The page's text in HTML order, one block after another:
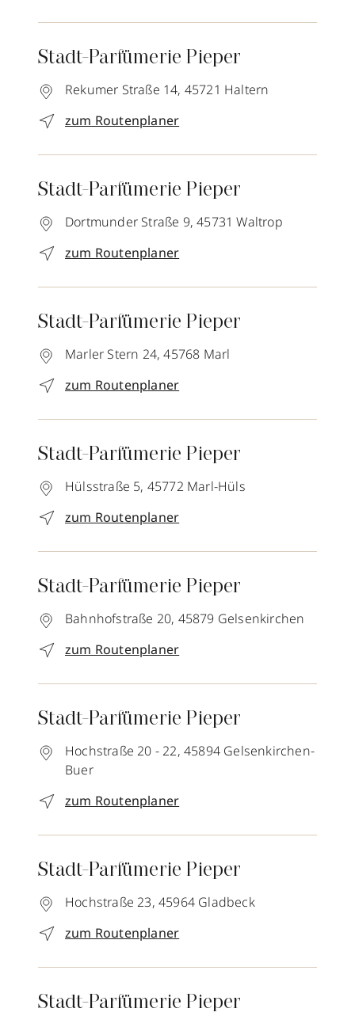
Stadt-Parfümerie Pieper
Rekumer Straße 14, 45721 Haltern
zum Routenplaner
Stadt-Parfümerie Pieper
Dortmunder Straße 9, 45731 Waltrop
zum Routenplaner
Stadt-Parfümerie Pieper
Marler Stern 24, 45768 Marl
zum Routenplaner
Stadt-Parfümerie Pieper
Hülsstraße 5, 45772 Marl-Hüls
zum Routenplaner
Stadt-Parfümerie Pieper
Bahnhofstraße 20, 45879 Gelsenkirchen
zum Routenplaner
Stadt-Parfümerie Pieper
Hochstraße 20 - 22, 45894 Gelsenkirchen-
Buer
zum Routenplaner
Stadt-Parfümerie Pieper
Hochstraße 23, 45964 Gladbeck
zum Routenplaner
Stadt-Parfümerie Pieper